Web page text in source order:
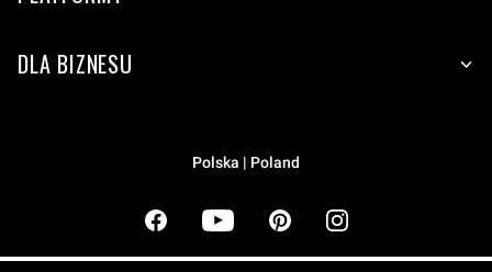
DLA BIZNESU
Polska | Poland